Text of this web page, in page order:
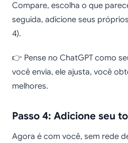
Compare, escolha o que
seguida, adicione seus
4).
👉 Pense no ChatGPT como
você envia, ele ajusta, você
melhores.
Passo 4: Adicione seu
Agora é com você, sem rede